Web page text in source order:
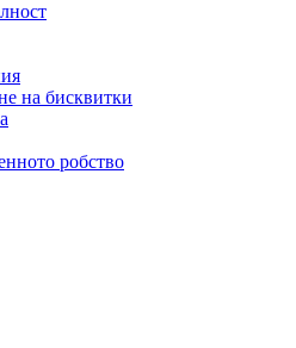
на бисквитки
робство